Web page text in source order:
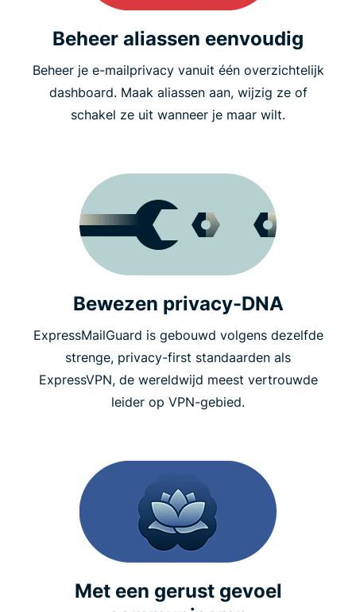
Beheer aliassen eenvoudig
Beheer je e-mailprivacy vanuit één overzichtelijk
dashboard. Maak aliassen aan, wijzig ze of
schakel ze uit wanneer je maar wilt.
Bewezen privacy-DNA
ExpressMailGuard is gebouwd volgens dezelfde
strenge, privacy-first standaarden als
ExpressVPN, de wereldwijd meest vertrouwde
leider op VPN-gebied.
Met een gerust gevoel